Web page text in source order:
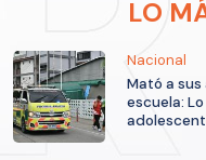
LO
Nacional
Mató a
escuela: